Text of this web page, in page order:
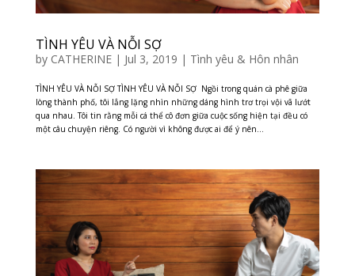
TÌNH YÊU VÀ NỖI SỢ
by CATHERINE| Jul 3, 2019 | Tình yêu & Hôn nhân
TÌNH YÊU VÀ NỖI SỢ TÌNH YÊU VÀ NỖI SỢ Ngồi trong quán cà phê giữa
lòng thành phố, tôi lẳng lặng nhìn những dáng hình trơ trọi vội vã lướt
qua nhau. Tôi tin rằng mỗi cá thể cô đơn giữa cuộc sống hiện tại đều có
một câu chuyện riêng. Có người vì không được ai để ý nên...